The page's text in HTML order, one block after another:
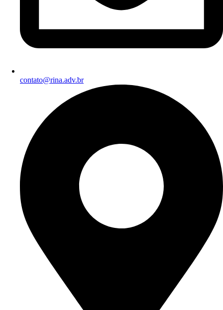
contato@rina.adv.br